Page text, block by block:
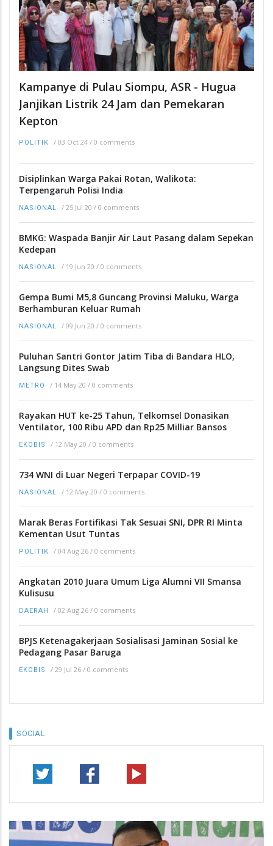
Kampanye di Pulau Siompu, ASR - Hugua
Janjikan Listrik 24 Jam dan Pemekaran
Kepton
POLITIK / 03 Oct 24 / 0 comments
Disiplinkan Warga Pakai Rotan, Walikota:
Terpengaruh Polisi India
NASIONAL / 25 Jul 20 / 0 comments
BMKG: Waspada Banjir Air Laut Pasang dalam Sepekan
Kedepan
NASIONAL / 19 Jun 20 / 0 comments
Gempa Bumi M5,8 Guncang Provinsi Maluku, Warga
Berhamburan Keluar Rumah
NASIONAL / 09 Jun 20 / 0 comments
Puluhan Santri Gontor Jatim Tiba di Bandara HLO,
Langsung Dites Swab
METRO / 14 May 20 / 0 comments
Rayakan HUT ke-25 Tahun, Telkomsel Donasikan
Ventilator, 100 Ribu APD dan Rp25 Milliar Bansos
EKOBIS / 12 May 20 / 0 comments
734 WNI di Luar Negeri Terpapar COVID-19
NASIONAL / 12 May 20 / 0 comments
Marak Beras Fortifikasi Tak Sesuai SNI, DPR RI Minta
Kementan Usut Tuntas
POLITIK / 04 Aug 26 / 0 comments
Angkatan 2010 Juara Umum Liga Alumni VII Smansa
Kulisusu
DAERAH / 02 Aug 26 / 0 comments
BPJS Ketenagakerjaan Sosialisasi Jaminan Sosial ke
Pedagang Pasar Baruga
EKOBIS / 29 Jul 26 / 0 comments
SOCIAL